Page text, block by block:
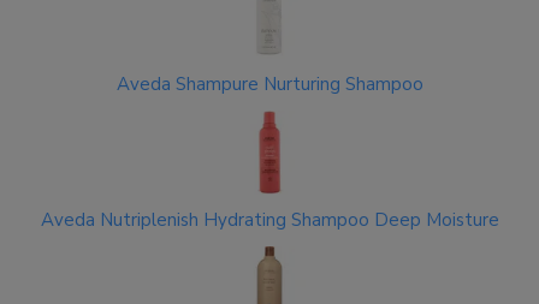
Aveda Shampure Nurturing Shampoo
Aveda Nutriplenish Hydrating Shampoo Deep Moisture